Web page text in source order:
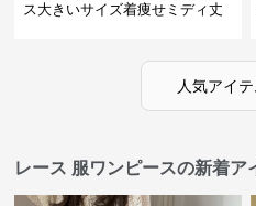
ス大きいサイズ着痩せミディ丈
人気アイ
レース 服ワンピースの新着ア